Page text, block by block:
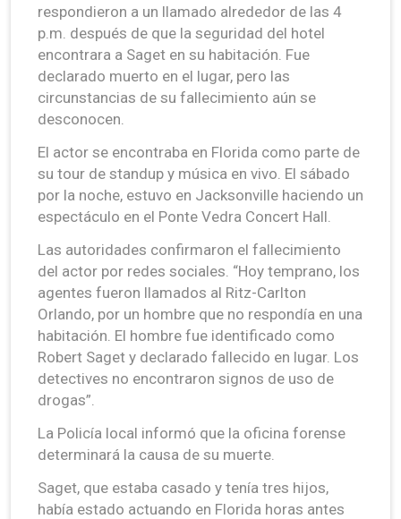
respondieron a un llamado alrededor de las 4
p.m. después de que la seguridad del hotel
encontrara a Saget en su habitación. Fue
declarado muerto en el lugar, pero las
circunstancias de su fallecimiento aún se
desconocen.
El actor se encontraba en Florida como parte de
su tour de standup y música en vivo. El sábado
por la noche, estuvo en Jacksonville haciendo un
espectáculo en el Ponte Vedra Concert Hall.
Las autoridades confirmaron el fallecimiento
del actor por redes sociales. “Hoy temprano, los
agentes fueron llamados al Ritz-Carlton
Orlando, por un hombre que no respondía en una
habitación. El hombre fue identificado como
Robert Saget y declarado fallecido en lugar. Los
detectives no encontraron signos de uso de
drogas”.
La Policía local informó que la oficina forense
determinará la causa de su muerte.
Saget, que estaba casado y tenía tres hijos,
había estado actuando en Florida horas antes